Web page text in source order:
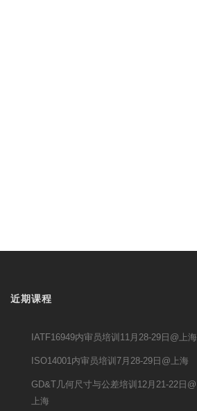
近期课程
IATF16949内审员培训11月28-29日@上海
ISO14001内审员培训7月28-29日@上海
GD&T几何尺寸与公差培训12月21-22日@
上海